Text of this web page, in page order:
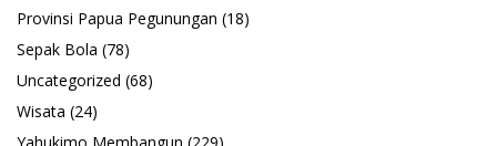
Provinsi Papua Pegunungan (18)
Sepak Bola (78)
Uncategorized (68)
Wisata (24)